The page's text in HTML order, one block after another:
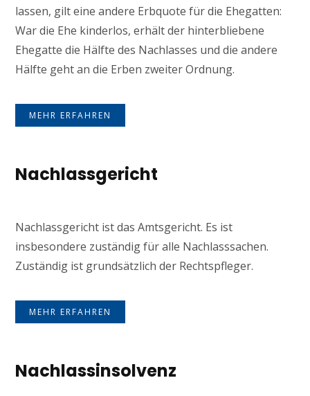
lassen, gilt eine andere Erbquote für die Ehegatten:
War die Ehe kinderlos, erhält der hinterbliebene
Ehegatte die Hälfte des Nachlasses und die andere
Hälfte geht an die Erben zweiter Ordnung.
MEHR ERFAHREN
Nachlassgericht
Nachlassgericht ist das Amtsgericht. Es ist
insbesondere zuständig für alle Nachlasssachen.
Zuständig ist grundsätzlich der Rechtspfleger.
MEHR ERFAHREN
Nachlassinsolvenz